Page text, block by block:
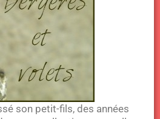
son petit-fils, des années